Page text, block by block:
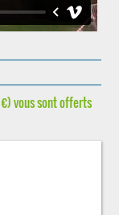
vous sont offerts